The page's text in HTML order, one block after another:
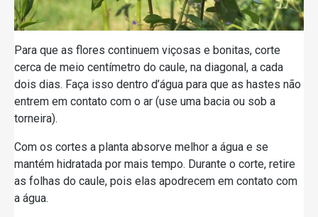
Para que as flores continuem viçosas e bonitas, corte
cerca de meio centímetro do caule, na diagonal, a cada
dois dias. Faça isso dentro d’água para que as hastes não
entrem em contato com o ar (use uma bacia ou sob a
torneira).
Com os cortes a planta absorve melhor a água e se
mantém hidratada por mais tempo. Durante o corte, retire
as folhas do caule, pois elas apodrecem em contato com
a água.